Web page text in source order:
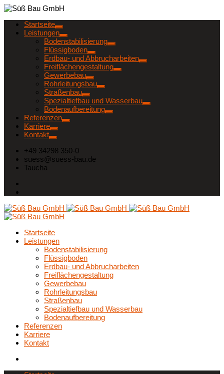
Startseite
Leistungen
Bodenstabilisierung
Flüssigboden
Erdbau- und Abbrucharbeiten
Freiflächengestaltung
Gewerbebau
Rohrleitungsbau
Straßenbau
Spezialtiefbau und Wasserbau
Bodenaufbereitung
Referenzen
Karriere
Kontakt
+49 34298 350-0
suess@suess-bau.de
Taucha
Startseite
Leistungen
Bodenstabilisierung
Flüssigboden
Erdbau- und Abbrucharbeiten
Freiflächengestaltung
Gewerbebau
Rohrleitungsbau
Straßenbau
Spezialtiefbau und Wasserbau
Bodenaufbereitung
Referenzen
Karriere
Kontakt